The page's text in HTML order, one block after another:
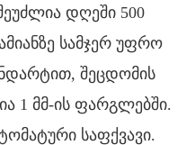
დღეში 500
სამჯერ უფრო
შეცდომის
1 მმ-ის ფარგლებში.
საფქვავი.